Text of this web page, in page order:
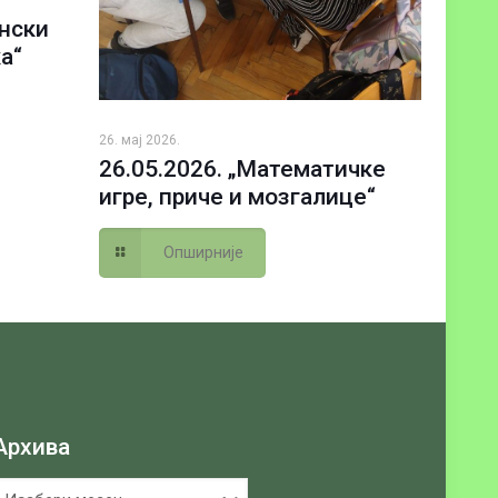
26. мај 2026.
26.05.2026. „Математичке
игре, приче и мозгалице“
Опширније